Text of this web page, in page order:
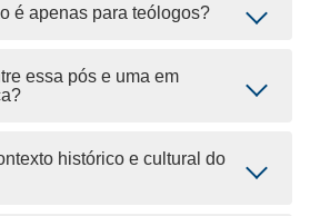
é apenas para teólogos?
essa pós e uma em
histórico e cultural do